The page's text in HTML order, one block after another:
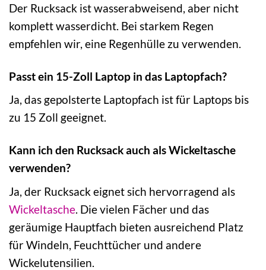
Der Rucksack ist wasserabweisend, aber nicht
komplett wasserdicht. Bei starkem Regen
empfehlen wir, eine Regenhülle zu verwenden.
Passt ein 15-Zoll Laptop in das Laptopfach?
Ja, das gepolsterte Laptopfach ist für Laptops bis
zu 15 Zoll geeignet.
Kann ich den Rucksack auch als Wickeltasche
verwenden?
Ja, der Rucksack eignet sich hervorragend als
Wickeltasche. Die vielen Fächer und das
geräumige Hauptfach bieten ausreichend Platz
für Windeln, Feuchttücher und andere
Wickelutensilien.